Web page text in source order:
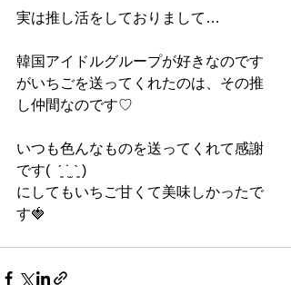
実は推し活をしておりまして…
韓国アイドルグループが好きなのです
がいちごを送ってくれたのは、その推
し仲間なのです♡
いつも色んなものを送ってくれて感謝
です(  ˊ͈ ˙̫ ˋ͈ )
にしてもいちご甘くて美味しかったで
す🍓